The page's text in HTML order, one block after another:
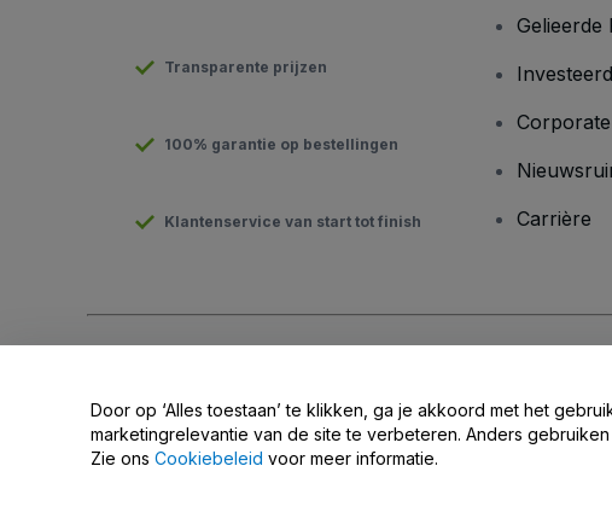
Transparente prijzen
100% garantie op bestellingen
Klantenservice van start tot finish
Gelieerde
Carrière
Deel mijn persoonsgegevens niet / Uw privacykeuzes
Door op ‘Alles toestaan’ te klikken, ga je akkoord met het
marketingrelevantie van de site te verbeteren. Anders
Zie ons Cookiebeleid voor meer informatie.